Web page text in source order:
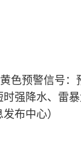
色预警信号：
强降水、雷
布中心）